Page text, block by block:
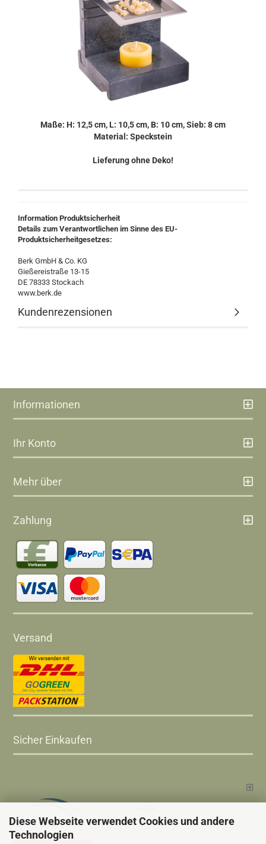
Diese Webseite verwendet Cookies und andere
Technologien
Maße: H: 12,5 cm, L: 10,5 cm, B: 10 cm, Sieb: 8 cm
Material: Speckstein
Lieferung ohne Deko!
Information Produktsicherheit
Details zum Verantwortlichen im Sinne des EU-
Produktsicherheitgesetzes:
Berk GmbH & Co. KG
Gießereistraße 13-15
DE 78333 Stockach
www.berk.de
Kundenrezensionen
Informationen
Ihr Konto
Mehr über
Zahlung
Versand
Sicher Einkaufen